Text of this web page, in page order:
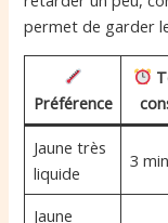
permet de garder
Préférence
Jaune très
liquide
3 min
Jaune